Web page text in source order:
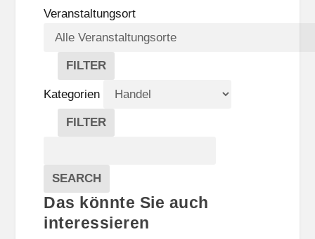
Veranstaltungsort
FILTER
V
E
R
A
A
L
T
U
N
Kategorien
FILTER
E
G
O
R
Veranstaltungen
SEARCH
Das könnte Sie auch
interessieren